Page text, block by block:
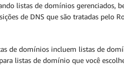
listas de domínios gerenciados,
de DNS que são tratadas pelo
de domínios incluem listas de
listas de domínio que você